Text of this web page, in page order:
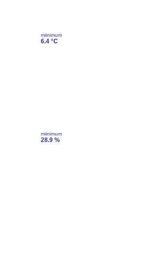
miinimum
6.4 °C
miinimum
28.9 %